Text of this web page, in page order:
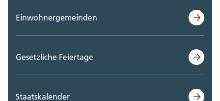
Einwohnergemeinden
Gesetzliche Feiertage
Staatskalender